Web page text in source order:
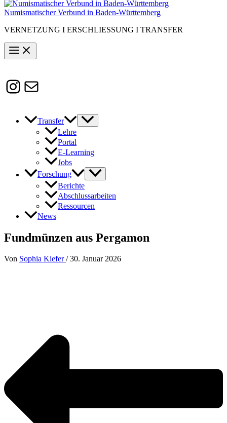
Numismatischer Verbund in Baden-Württemberg
VERNETZUNG I ERSCHLIESSUNG I TRANSFER
Instagram
Susanne.Boerner@zaw.uni-
heidelberg.de
Transfer
Lehre
Portal
E-Learning
Jobs
Forschung
Berichte
Abschlussarbeiten
Ressourcen
News
Fundmünzen aus Pergamon
Von Sophia Kiefer/30. Januar 2026